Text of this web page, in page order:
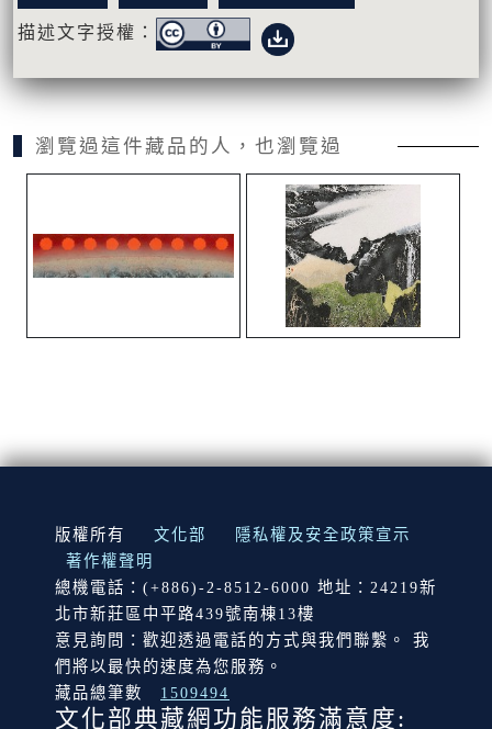
描述文字授權：
瀏覽過這件藏品的人，也瀏覽過
:::
版權所有 文化部
隱私權及安全政策宣示
著作權聲明
總機電話：(+886)-2-8512-6000 地址：24219新
北市新莊區中平路439號南棟13樓
意見詢問：歡迎透過電話的方式與我們聯繫。 我
們將以最快的速度為您服務。
藏品總筆數
1509494
文化部典藏網功能服務滿意度: